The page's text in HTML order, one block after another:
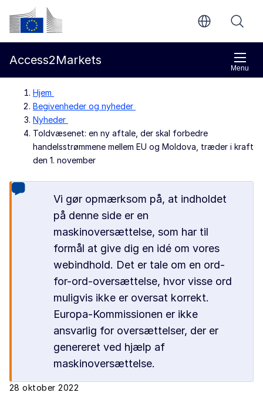
Gå til indholdet
Europa-Kommissionen
Menu
Access2Markets
Hjem
Begivenheder og nyheder
Nyheder
Toldvæsenet: en ny aftale, der skal forbedre
handelsstrømmene mellem EU og Moldova, træder i kraft
den 1. november
Vi gør opmærksom på, at indholdet
på denne side er en
maskinoversættelse, som har til
formål at give dig en idé om vores
webindhold. Det er tale om en ord-
for-ord-oversættelse, hvor visse ord
muligvis ikke er oversat korrekt.
Europa-Kommissionen er ikke
ansvarlig for oversættelser, der er
genereret ved hjælp af
maskinoversættelse.
28 oktober 2022